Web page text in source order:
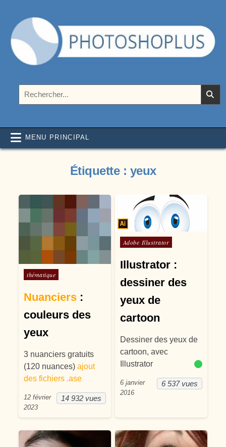
Photoshoplus
MENU PRINCIPAL
Étiquette : yeux
Posté dans
thématique
Nuanciers :
couleurs des
yeux
3 nuanciers gratuits
(120 nuances)ajout
des fichiers .ase
14 932 vues
12 février
2023
Posté dans
Adobe Illustrator
Illustrator :
dessiner des
yeux de
cartoon
Dessiner des yeux de
cartoon, avec
Illustrator
6 537 vues
6 janvier
2016